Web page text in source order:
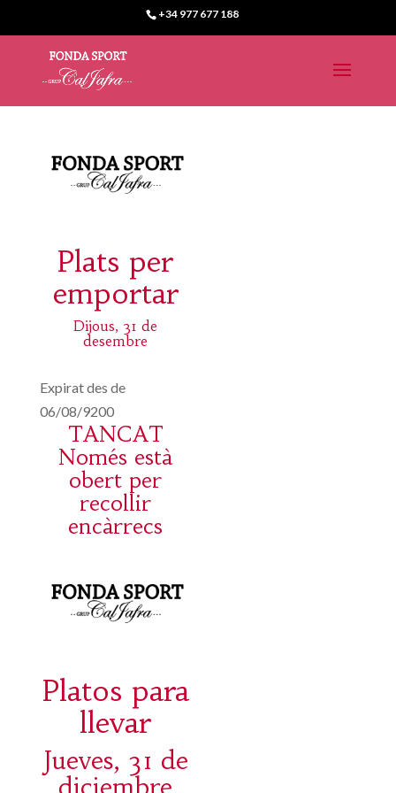
+34 977 677 188
Plats per
emportar
Dijous, 31 de
desembre
Expirat des de
06/08/9200
TANCAT
Només està
obert per
recollir
encàrrecs
Platos para
llevar
Jueves, 31 de